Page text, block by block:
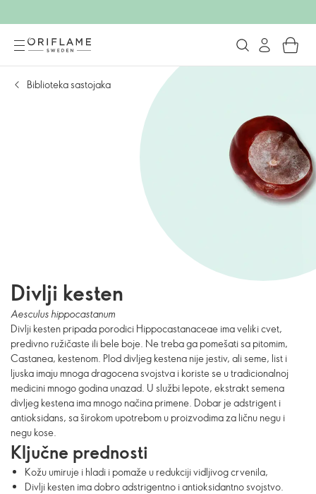
Biblioteka sastojaka
Divlji kesten
Aesculus hippocastanum
Divlji kesten pripada porodici Hippocastanaceae ima veliki cvet,
predivno ružičaste ili bele boje. Ne treba ga pomešati sa pitomim,
Castanea, kestenom. Plod divljeg kestena nije jestiv, ali seme, list i
ljuska imaju mnoga dragocena svojstva i koriste se u tradicionalnoj
medicini mnogo godina unazad. U službi lepote, ekstrakt semena
divljeg kestena ima mnogo načina primene. Dobar je adstrigent i
antioksidans, sa širokom upotrebom u proizvodima za ličnu negu i
negu kose.
Ključne prednosti
Kožu umiruje i hladi i pomaže u redukciji vidljivog crvenila,
Divlji kesten ima dobro adstrigentno i antioksidantno svojstvo.